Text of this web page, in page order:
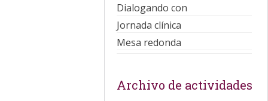
Dialogando con
Jornada clínica
Mesa redonda
Archivo de actividades